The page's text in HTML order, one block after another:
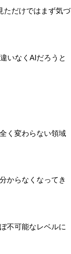
ただけではまず気づ
いなくAIだろうと
く変わらない領域
からなくなってき
不可能なレベルに